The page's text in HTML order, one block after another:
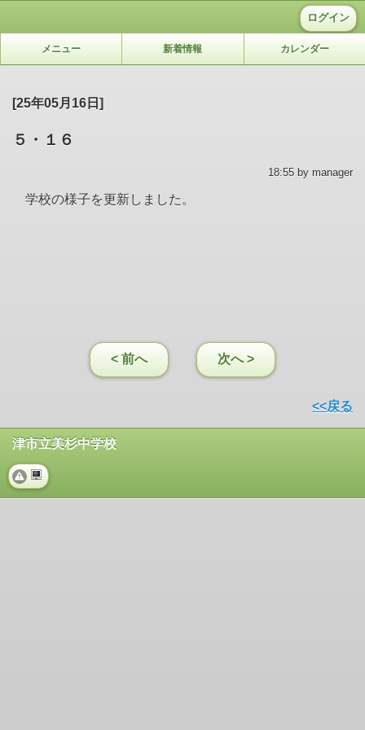
ログイン
メニュー 新着情報 カレンダー
[25年05月16日]
５・１６
18:55 by manager
学校の様子を更新しました。
< 前へ 次へ >
<<戻る
津市立美杉中学校